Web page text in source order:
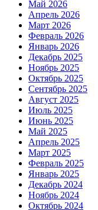
Май 2026
Апрель 2026
Март 2026
Февраль 2026
Январь 2026
Декабрь 2025
Ноябрь 2025
Октябрь 2025
Сентябрь 2025
Август 2025
Июль 2025
Июнь 2025
Май 2025
Апрель 2025
Март 2025
Февраль 2025
Январь 2025
Декабрь 2024
Ноябрь 2024
Октябрь 2024